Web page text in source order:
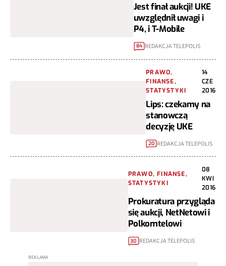
Jest finał aukcji! UKE
uwzględnił uwagi i
P4, i T-Mobile
84 REDAKCJA TELEPOLIS
PRAWO,
FINANSE,
STATYSTYKI
14
CZE
2016
Lips: czekamy na
stanowczą
decyzję UKE
20 REDAKCJA TELEPOLIS
PRAWO, FINANSE,
STATYSTYKI
08
KWI
2016
Prokuratura przygląda
się aukcji, NetNetowi i
Polkomtelowi
30 REDAKCJA TELEPOLIS